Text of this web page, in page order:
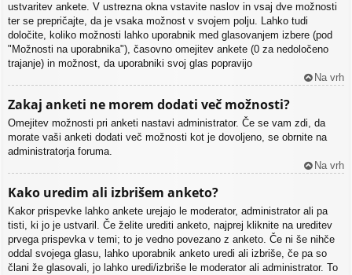
ustvaritev ankete. V ustrezna okna vstavite naslov in vsaj dve možnosti
ter se prepričajte, da je vsaka možnost v svojem polju. Lahko tudi
določite, koliko možnosti lahko uporabnik med glasovanjem izbere (pod
"Možnosti na uporabnika"), časovno omejitev ankete (0 za nedoločeno
trajanje) in možnost, da uporabniki svoj glas popravijo
Na vrh
Zakaj anketi ne morem dodati več možnosti?
Omejitev možnosti pri anketi nastavi administrator. Če se vam zdi, da
morate vaši anketi dodati več možnosti kot je dovoljeno, se obrnite na
administratorja foruma.
Na vrh
Kako uredim ali izbrišem anketo?
Kakor prispevke lahko ankete urejajo le moderator, administrator ali pa
tisti, ki jo je ustvaril. Če želite urediti anketo, najprej kliknite na ureditev
prvega prispevka v temi; to je vedno povezano z anketo. Če ni še nihče
oddal svojega glasu, lahko uporabnik anketo uredi ali izbriše, če pa so
člani že glasovali, jo lahko uredi/izbriše le moderator ali administrator. To